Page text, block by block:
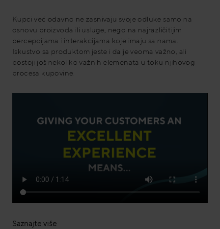
Kupci već odavno ne zasnivaju svoje odluke samo na
osnovu proizvoda ili usluge, nego na najrazličitijim
percepcijama i interakcijama koje imaju sa nama.
Iskustvo sa produktom jeste i dalje veoma važno, ali
postoji još nekoliko važnih elemenata u toku njihovog
procesa kupovine.
Saznajte više